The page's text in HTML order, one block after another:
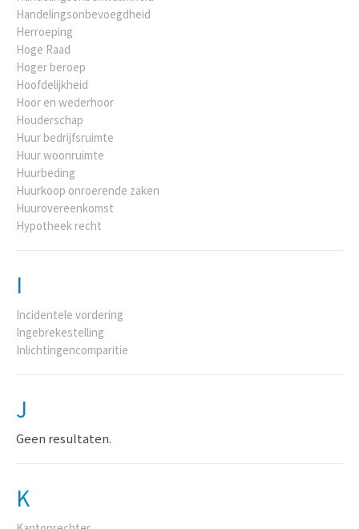
Handelingsonbevoegdheid
Herroeping
Hoge Raad
Hoger beroep
Hoofdelijkheid
Hoor en wederhoor
Houderschap
Huur bedrijfsruimte
Huur woonruimte
Huurbeding
Huurkoop onroerende zaken
Huurovereenkomst
Hypotheek recht
I
Incidentele vordering
Ingebrekestelling
Inlichtingencomparitie
J
Geen resultaten.
K